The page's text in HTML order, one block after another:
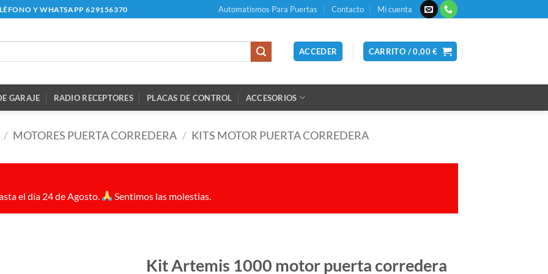
Y WHATSAPP 629156370 Automatismos Para Puertas Contacto Mi cuenta
ACCEDER CARRITO /0,00€
GARAJE RADIO RECEPTORES PLACAS DE CONTROL ACCESORIOS
/ MOTORES PUERTA CORREDERA / KITS MOTOR PUERTA CORREDERA
el día 24 de Agosto.
Sentimos las molestias.
Kit Artemis 1000 motor puerta corredera